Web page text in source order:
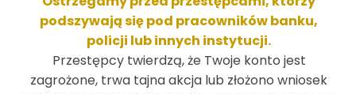
Ponad to, ZAWSZE czytaj SMS-y od Banku. Zwracaj
szczególną uwagę na to, co autoryzujesz. Jeśli w
treści SMS-a informujemy, że aktywujesz aplikację
SGB mobile – a tego nie zlecasz, to właściwie
podszywają się pod pracowników banku,
policji lub innych instytucji.
Przestępcy twierdzą, że Twoje konto jest
zagrożone, trwa tajna akcja lub złożono wniosek